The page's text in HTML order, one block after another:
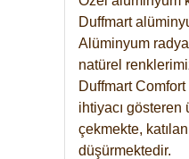
Duffmart
Alüminyum
natürel
Duffmart
ihtiyacı gösteren
çekmekte,
düşürmektedir.